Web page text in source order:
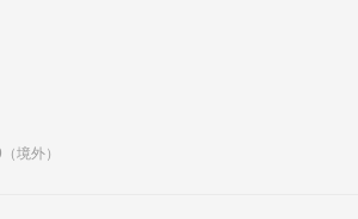
境外）